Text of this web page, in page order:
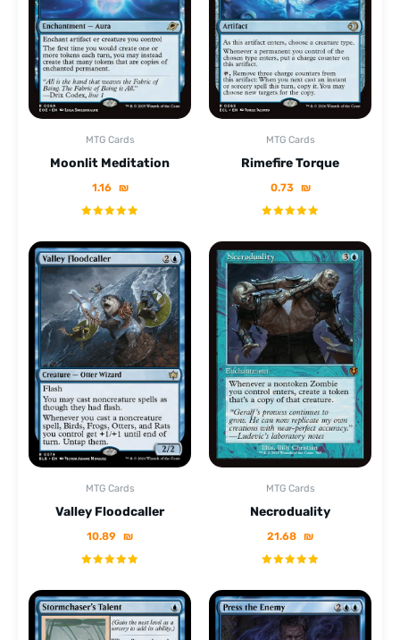
MTG Cards
Moonlit Meditation
1.16 ₪
MTG Cards
Rimefire Torque
0.73 ₪
MTG Cards
Valley Floodcaller
10.89 ₪
MTG Cards
Necroduality
21.68 ₪